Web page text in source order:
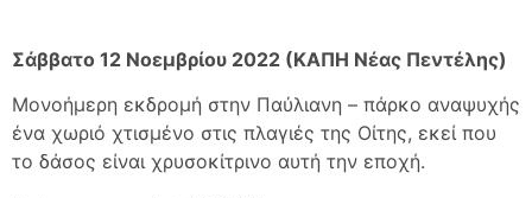
Σάββατο 12 Νοεμβρίου 2022 (ΚΑΠΗ Νέας Πεντέλης)
Μονοήμερη εκδρομή στην Παύλιανη – πάρκο αναψυχής
ένα χωριό χτισμένο στις πλαγιές της Οίτης, εκεί που
το δάσος είναι χρυσοκίτρινο αυτή την εποχή.